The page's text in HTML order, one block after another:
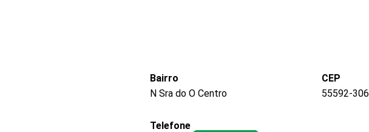
Bairro
N Sra do O Centro
CEP
55592-306
Telefone